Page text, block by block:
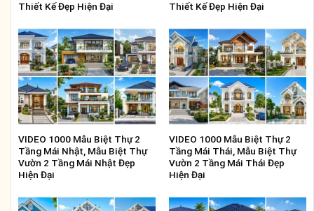
Thiết Kế Đẹp Hiện Đại
Thiết Kế Đẹp Hiện Đại
VIDEO 1000 Mẫu Biệt Thự 2
Tầng Mái Nhật, Mẫu Biệt Thự
Vườn 2 Tầng Mái Nhật Đẹp
Hiện Đại
VIDEO 1000 Mẫu Biệt Thự 2
Tầng Mái Thái, Mẫu Biệt Thự
Vườn 2 Tầng Mái Thái Đẹp
Hiện Đại